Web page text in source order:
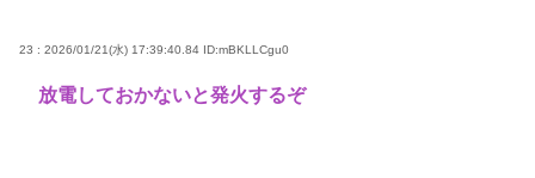
23 : 2026/01/21(水) 17:39:40.84 ID:mBKLLCgu0
放電しておかないと発火するぞ